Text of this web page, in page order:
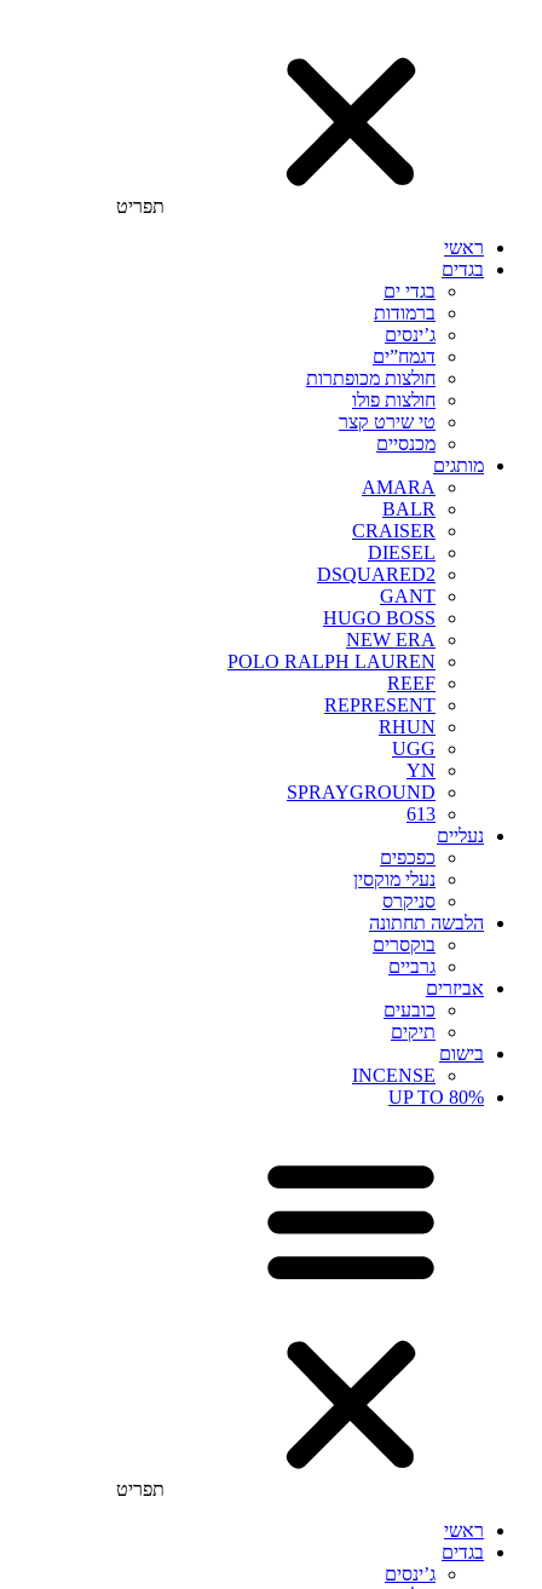
תפריט
ראשי
בגדים
בגדי ים
ברמודות
ג’ינסים
דגמח”ים
חולצות מכופתרות
חולצות פולו
טי שירט קצר
מכנסיים
מותגים
AMARA
BALR
CRAISER
DIESEL
DSQUARED2
GANT
HUGO BOSS
NEW ERA
POLO RALPH LAUREN
REEF
REPRESENT
RHUN
UGG
YN
SPRAYGROUND
613
נעליים
כפכפים
נעלי מוקסין
סניקרס
הלבשה תחתונה
בוקסרים
גרביים
אביזרים
כובעים
תיקים
בישום
INCENSE
UP TO 80%
תפריט
ראשי
בגדים
ג’ינסים